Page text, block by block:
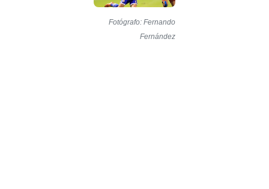
Fotógrafo: Fernando
Fernández